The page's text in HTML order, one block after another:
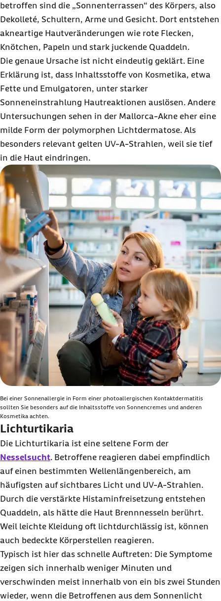
betroffen sind die „Sonnenterrassen“ des Körpers, also
Dekolleté, Schultern, Arme und Gesicht. Dort entstehen
akneartige Hautveränderungen wie rote Flecken,
Knötchen, Papeln und stark juckende Quaddeln.
Die genaue Ursache ist nicht eindeutig geklärt. Eine
Erklärung ist, dass Inhaltsstoffe von Kosmetika, etwa
Fette und Emulgatoren, unter starker
Sonneneinstrahlung Hautreaktionen auslösen. Andere
Untersuchungen sehen in der Mallorca-Akne eher eine
milde Form der polymorphen Lichtdermatose. Als
besonders relevant gelten UV-A-Strahlen, weil sie tief
in die Haut eindringen.
Bei einer Sonnenallergie in Form einer photoallergischen Kontaktdermatitis
sollten Sie besonders auf die Inhaltsstoffe von Sonnencremes und anderen
Kosmetika achten.
Lichturtikaria
Die Lichturtikaria ist eine seltene Form der
Nesselsucht. Betroffene reagieren dabei empfindlich
auf einen bestimmten Wellenlängenbereich, am
häufigsten auf sichtbares Licht und UV-A-Strahlen.
Durch die verstärkte Histaminfreisetzung entstehen
Quaddeln, als hätte die Haut Brennnesseln berührt.
Weil leichte Kleidung oft lichtdurchlässig ist, können
auch bedeckte Körperstellen reagieren.
Typisch ist hier das schnelle Auftreten: Die Symptome
zeigen sich innerhalb weniger Minuten und
verschwinden meist innerhalb von ein bis zwei Stunden
wieder, wenn die Betroffenen aus dem Sonnenlicht